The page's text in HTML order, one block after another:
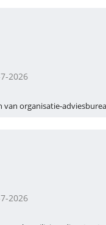
2026
organisatie-
2026